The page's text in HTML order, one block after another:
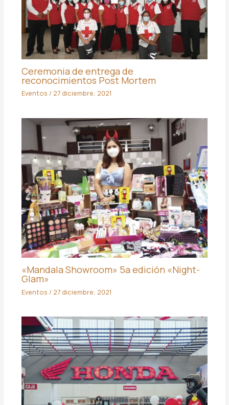
Ceremonia de entrega de
reconocimientos Post Mortem
Eventos / 27 diciembre, 2021
«Mandala Showroom» 5a edición «Night-
Glam»
Eventos / 27 diciembre, 2021